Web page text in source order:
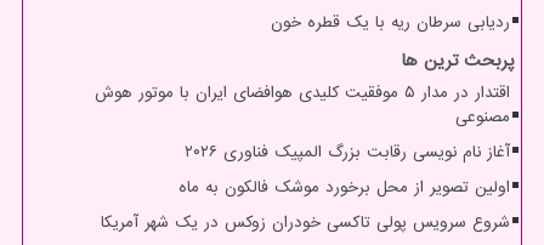
ردیابی سرطان ریه با یک قطره خون
پربحث ترین ها
اقتدار در مدار ۵ موفقیت کلیدی هوافضای ایران با موتور هوش
مصنوعی
آغاز نام نویسی رقابت بزرگ المپیک فناوری ۲۰۲۶
اولین تصویر از محل برخورد موشک فالکون به ماه
شروع سرویس پولی تاکسی خودران زوکس در یک شهر آمریکا